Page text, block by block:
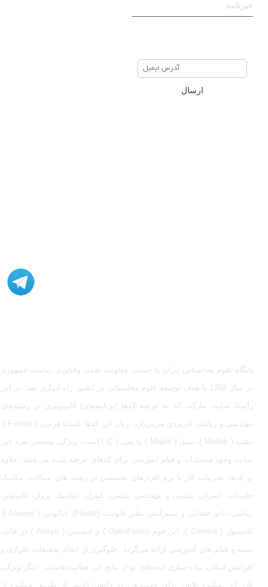
خبرنامه
ارسال
پایگاه علوم محاسباتی ایران با حمایت معاونت علمی وفناوری ریاست جمهوری
در سال 1392 با هدف توسعه علوم محاسباتی در کشور راه اندازی شد. در این
راستا، سایت مارکت کد به عرضه کدها (برنامه‌های) کامپیوتری در رشته‌های
مهندسی و ریاضی کاربردی می‌پردازد. زبان این کدها عمدتا فرترن ( Fortran )،
متلب ( Matlab )، میپل ( Maple ) یا سی ( C ) است. ویژگی منحصر بفرد این
سایت وجود مستندات و فیلم آموزشی برای کدهای عرضه شده می‌باشد. علاوه
بر کدها، تجربیات کار با نرم افزارهای تخصصی در رشته های سیالات، مکانیک
جامدات، عمران، شیمی و مهندسی شیمی، کنترل، دینامیک پرواز، کامپیوتر،
ریاضی، نانو، فضایی و پیشرانش نظیر فلوئنت (Fluent)، اباکوس ( Abaqus )،
کامسول ( Comsol )، اپن فوم (OpenFoam ) و انسیس ( Ansys ) در قالب
بسته‌ و فیلم های آموزشی ارائه می‌گردد. جلوگیری از انجام تحقیقات تکراری و
افزایش امکان پیاده سازی ایده‌های نو از نتایج این فعالیت‌هاست. دیگر ویژگی
بارز این سایت تلاش برای جهت‌دهی به دانش کشور از طریق حمایت از